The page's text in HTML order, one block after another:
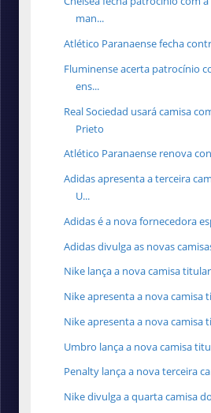
man...
Atlético Paranaense fecha
Fluminense acerta patrocínio
ens...
Real Sociedad usará camisa
Prieto
Atlético Paranaense renova
Adidas apresenta a terceira
U...
Adidas é a nova fornecedora
Adidas divulga as novas
Nike lança a nova camisa
Nike apresenta a nova camisa
Nike apresenta a nova camisa
Umbro lança a nova camisa
Penalty lança a nova terceira
Nike divulga a quarta camisa